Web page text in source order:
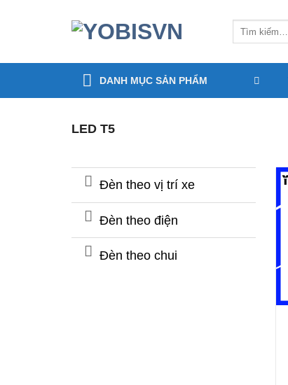
dung
DANH MỤC SẢN PHẨM
LED T5
Đèn theo vị trí xe
Đèn theo điện
Đèn theo chui